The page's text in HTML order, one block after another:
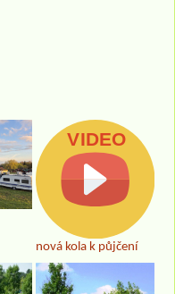
nová kola k půjčení